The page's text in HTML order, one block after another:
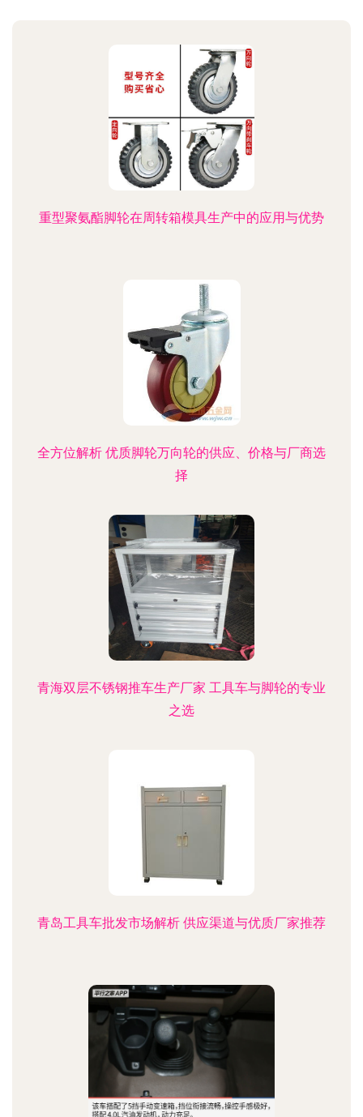
重型聚氨酯脚轮在周转箱模具生产中的应用与优势
全方位解析 优质脚轮万向轮的供应、价格与厂商选
择
青海双层不锈钢推车生产厂家 工具车与脚轮的专业
之选
青岛工具车批发市场解析 供应渠道与优质厂家推荐